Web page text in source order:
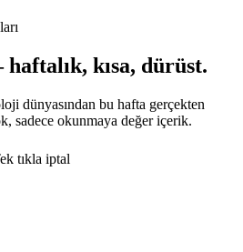
kısa, dürüst.
dünyasından bu hafta gerçekten
sadece okunmaya değer içerik.
tıkla iptal